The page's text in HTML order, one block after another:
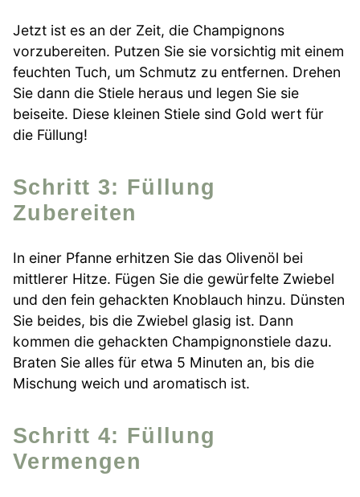
Jetzt ist es an der Zeit, die Champignons
vorzubereiten. Putzen Sie sie vorsichtig mit einem
feuchten Tuch, um Schmutz zu entfernen. Drehen
Sie dann die Stiele heraus und legen Sie sie
beiseite. Diese kleinen Stiele sind Gold wert für
die Füllung!
Schritt 3: Füllung
Zubereiten
In einer Pfanne erhitzen Sie das Olivenöl bei
mittlerer Hitze. Fügen Sie die gewürfelte Zwiebel
und den fein gehackten Knoblauch hinzu. Dünsten
Sie beides, bis die Zwiebel glasig ist. Dann
kommen die gehackten Champignonstiele dazu.
Braten Sie alles für etwa 5 Minuten an, bis die
Mischung weich und aromatisch ist.
Schritt 4: Füllung
Vermengen